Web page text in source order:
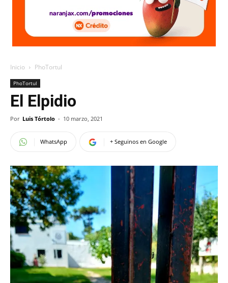
Inicio PhoTortul
PhoTortul
El Elpidio
Por Luis Tórtolo - 10 marzo, 2021
WhatsApp + Seguinos en Google